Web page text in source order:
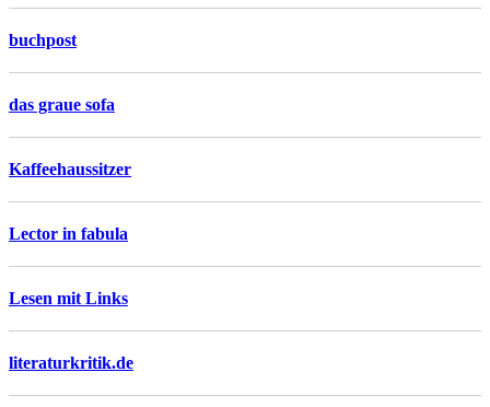
buchpost
das graue sofa
Kaffeehaussitzer
Lector in fabula
Lesen mit Links
literaturkritik.de